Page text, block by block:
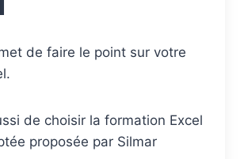
de faire le point sur votre
de choisir la formation Excel
proposée par Silmar